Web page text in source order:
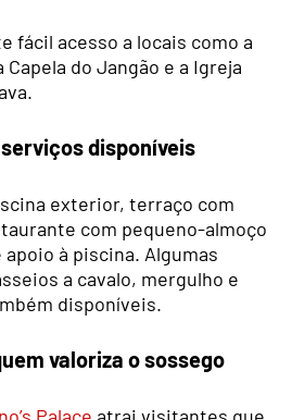
fácil acesso a locais como a
Capela do Jangão e a Igreja
disponíveis
exterior, terraço com
com pequeno-almoço
à piscina. Algumas
a cavalo, mergulho e
disponíveis.
valoriza o sossego